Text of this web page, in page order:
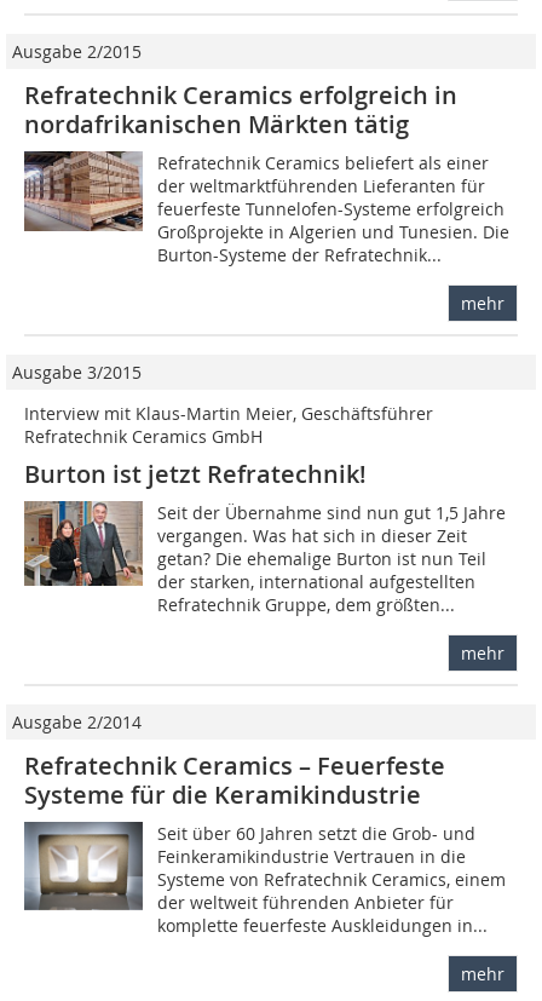
Ausgabe 2/2015
Refratechnik Ceramics erfolgreich in
nordafrikanischen Märkten tätig
Refratechnik Ceramics beliefert als einer
der weltmarktführenden Lieferanten für
feuerfeste Tunnelofen-Systeme erfolgreich
Großprojekte in Algerien und Tunesien. Die
Burton-Systeme der Refratechnik...
mehr
Ausgabe 3/2015
Interview mit Klaus-Martin Meier, Geschäftsführer
Refratechnik Ceramics GmbH
Burton ist jetzt Refratechnik!
Seit der Übernahme sind nun gut 1,5 Jahre
vergangen. Was hat sich in dieser Zeit
getan? Die ehemalige Burton ist nun Teil
der starken, international aufgestellten
Refratechnik Gruppe, dem größten...
mehr
Ausgabe 2/2014
Refratechnik Ceramics – Feuerfeste
Systeme für die Keramikindustrie
Seit über 60 Jahren setzt die Grob- und
Feinkeramikindustrie Vertrauen in die
Systeme von Refratechnik Ceramics, einem
der weltweit führenden Anbieter für
komplette feuerfeste Auskleidungen in...
mehr